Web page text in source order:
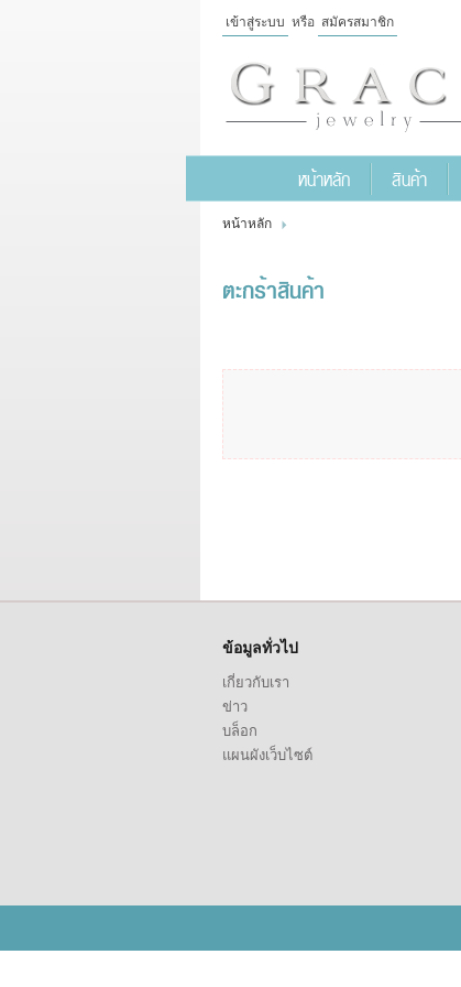
แจ้งชำระเงิน
เข้าสู่ระบบ หรือ สมัครสมาชิก
หน้าหลัก สินค้า
หน้าหลัก
ตะกร้าสินค้า
ข้อมูลทั่วไป
เกี่ยวกับเรา
ข่าว
บล็อก
แผนผังเว็บไซต์